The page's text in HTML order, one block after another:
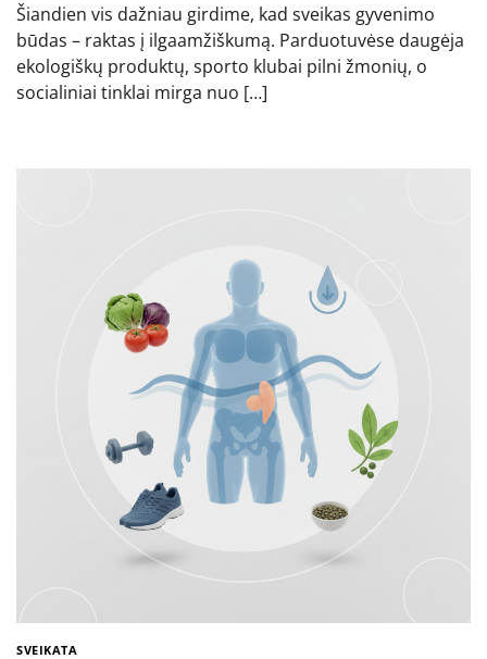
Šiandien vis dažniau girdime, kad sveikas gyvenimo
būdas – raktas į ilgaamžiškumą. Parduotuvėse daugėja
ekologiškų produktų, sporto klubai pilni žmonių, o
socialiniai tinklai mirga nuo […]
SVEIKATA